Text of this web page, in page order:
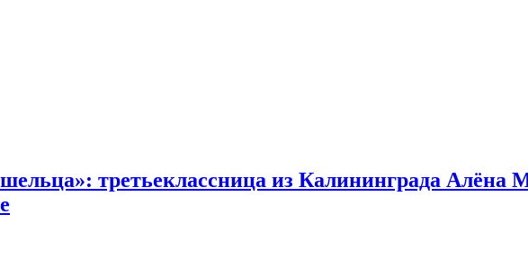
третьеклассница из Калининграда Алёна